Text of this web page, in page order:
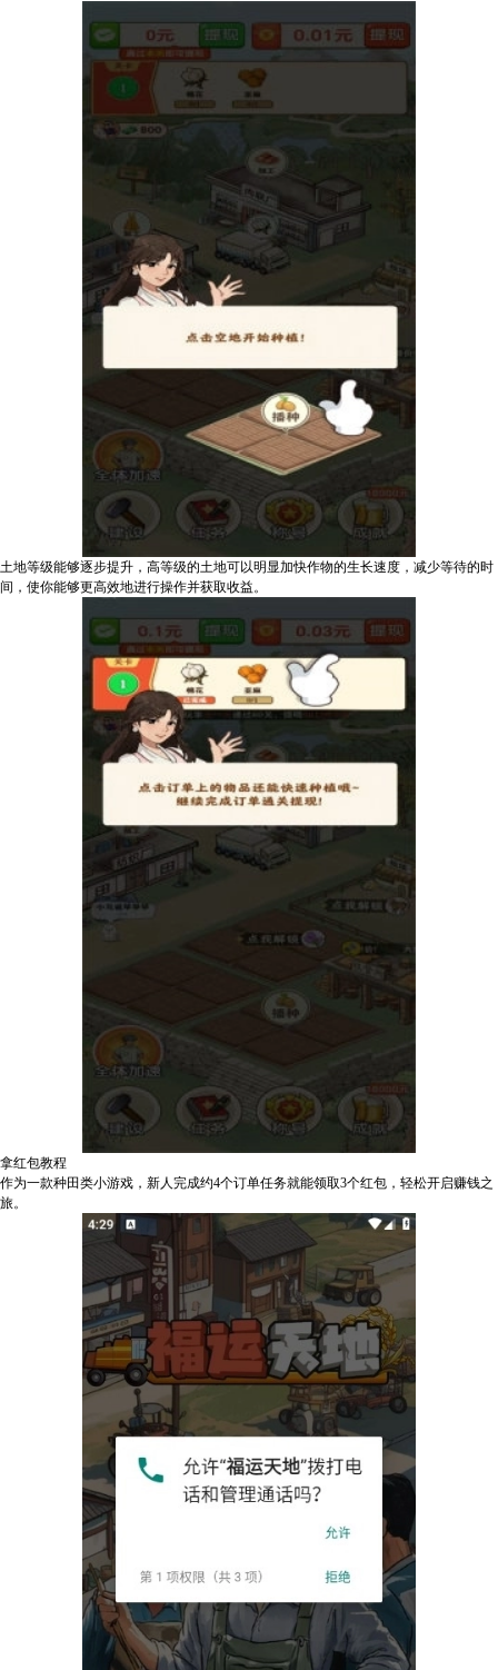
土地等级能够逐步提升，高等级的土地可以明显加快作物的生长速度，减少等待的时
间，使你能够更高效地进行操作并获取收益。
拿红包教程
作为一款种田类小游戏，新人完成约4个订单任务就能领取3个红包，轻松开启赚钱之
旅。